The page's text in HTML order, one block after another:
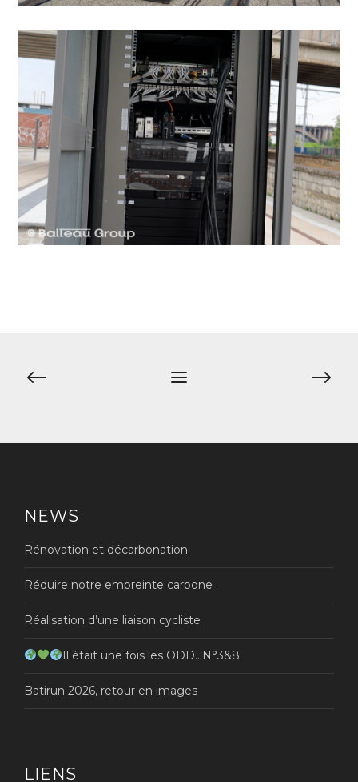
Navigation
NEWS
Rénovation et décarbonation
Réduire notre empreinte carbone
Réalisation d’une liaison cycliste
Il était une fois les ODD…N°3&8
Batirun 2026, retour en images
LIENS